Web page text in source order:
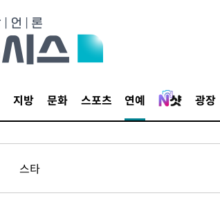
지방 문화 스포츠 연예 광장
스타